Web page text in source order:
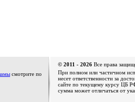
смотрите по
© 2011 - 2026 Все права
При полном или частичном
несет ответственности за
сайте по текущему курсу ЦБ
сумма может отличаться от